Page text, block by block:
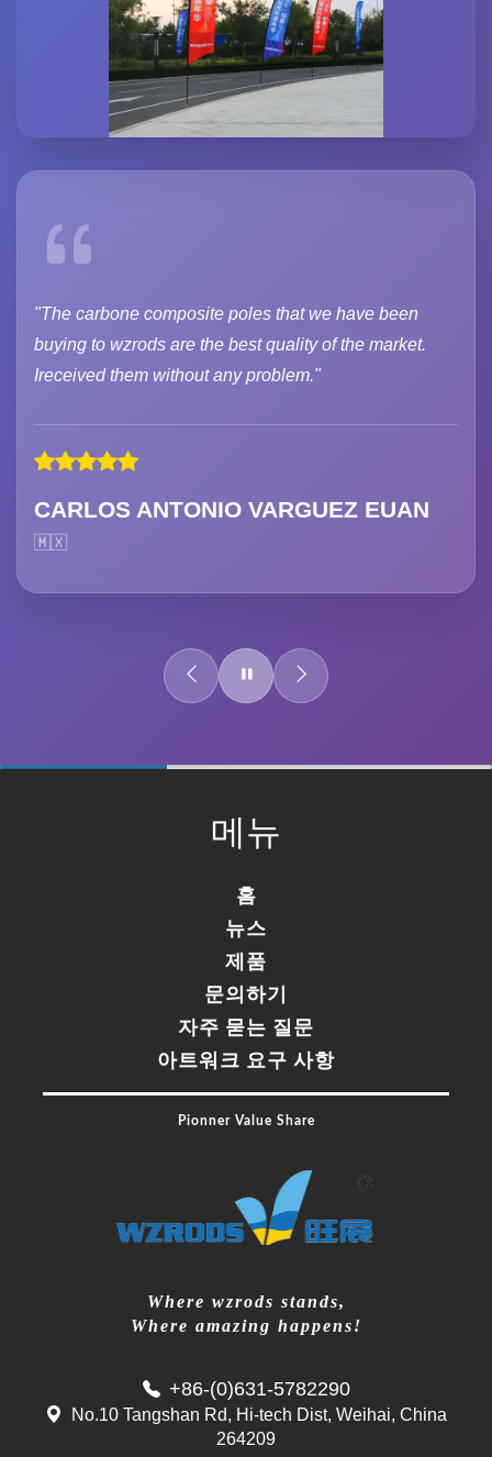
"The carbone composite poles that we have been
buying to wzrods are the best quality of the market.
Ireceived them without any problem."
CARLOS ANTONIO VARGUEZ EUAN
🇲🇽
60%
메뉴
홈
뉴스
제품
문의하기
자주 묻는 질문
아트워크 요구 사항
Pionner Value Share
Where wzrods stands,
Where amazing happens!
+86-(0)631-5782290
No.10 Tangshan Rd, Hi-tech Dist, Weihai, China
264209